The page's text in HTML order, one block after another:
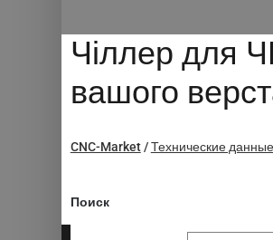
Чіллер для
вашого
CNC-Market/Технические данные
Поиск